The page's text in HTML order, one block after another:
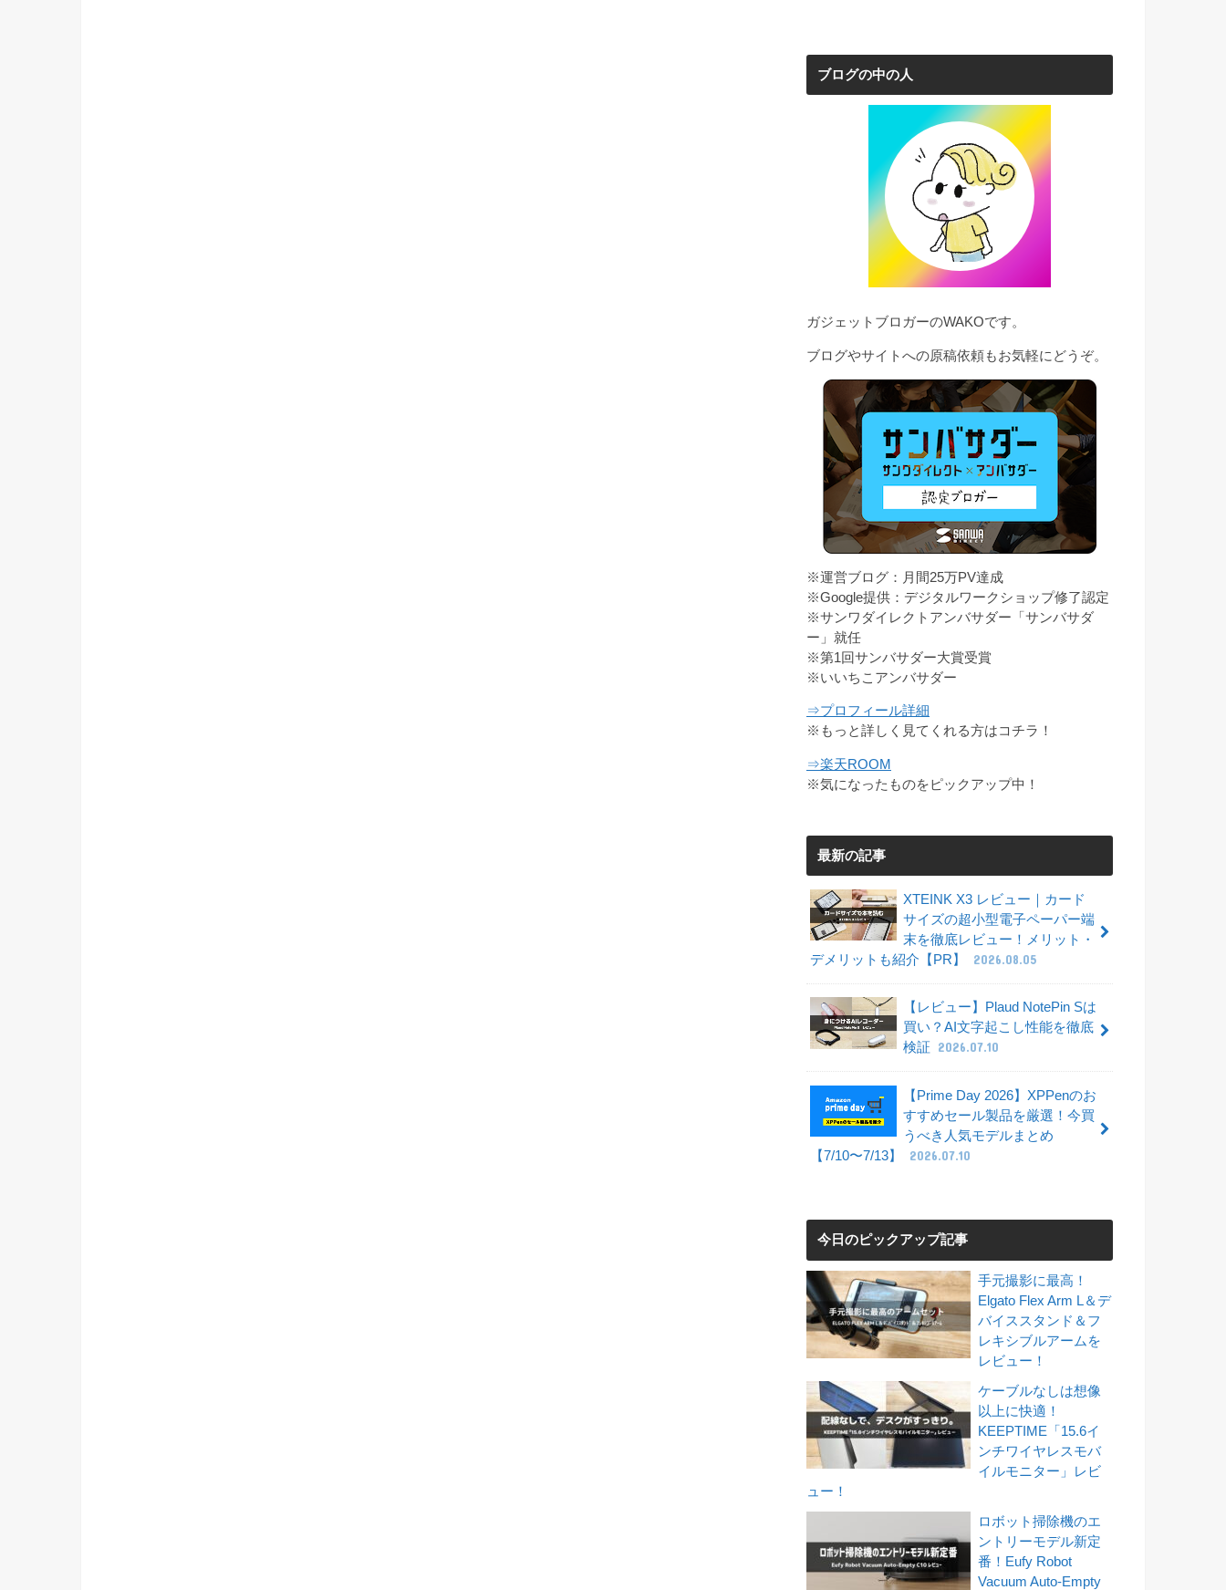
ブログの中の人
ガジェットブロガーのWAKOです。
ブログやサイトへの原稿依頼もお気軽にどうぞ。
※運営ブログ：月間25万PV達成
※Google提供：デジタルワークショップ修了認定
※サンワダイレクトアンバサダー「サンバサダ
ー」就任
※第1回サンバサダー大賞受賞
※いいちこアンバサダー
⇒プロフィール詳細
※もっと詳しく見てくれる方はコチラ！
⇒楽天ROOM
※気になったものをピックアップ中！
最新の記事
XTEINK X3 レビュー｜カード
サイズの超小型電子ペーパー端
末を徹底レビュー！メリット・
デメリットも紹介【PR】
2026.08.05
【レビュー】Plaud NotePin Sは
買い？AI文字起こし性能を徹底
検証
2026.07.10
【Prime Day 2026】XPPenのお
すすめセール製品を厳選！今買
うべき人気モデルまとめ
【7/10〜7/13】
2026.07.10
今日のピックアップ記事
手元撮影に最高！
Elgato Flex Arm L＆デ
バイススタンド＆フ
レキシブルアームを
レビュー！
ケーブルなしは想像
以上に快適！
KEEPTIME「15.6イ
ンチワイヤレスモバ
イルモニター」レビ
ュー！
ロボット掃除機のエ
ントリーモデル新定
番！Eufy Robot
Vacuum Auto-Empty